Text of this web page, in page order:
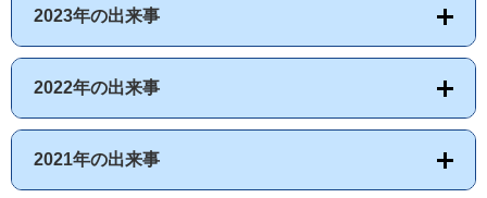
2023年の出来事
2022年の出来事
2021年の出来事